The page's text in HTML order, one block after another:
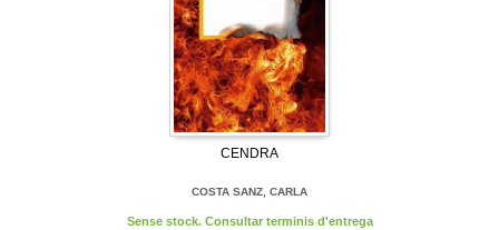
CENDRA
COSTA SANZ, CARLA
Sense stock. Consultar terminis d'entrega